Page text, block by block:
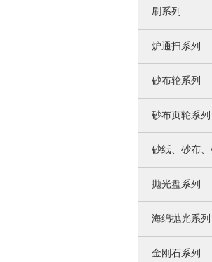
刷系列
炉通扫系列
砂布轮系列
砂布页轮系列
砂纸、砂布、
抛光盘系列
海绵抛光系列
金刚石系列